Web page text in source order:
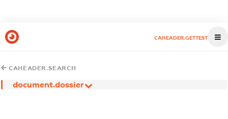
CAHEADER.GETTEST
CAHEADER.SEARCH
document.dossier